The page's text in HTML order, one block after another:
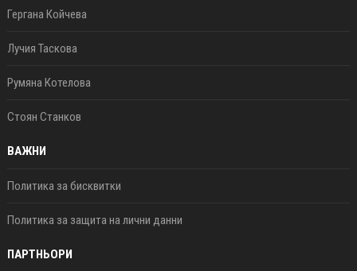
Гергана Койчева
Лучия Таскова
Румяна Котелова
Стоян Станков
ВАЖНИ
Политика за бисквитки
Политика за защита на лични данни
ПАРТНЬОРИ